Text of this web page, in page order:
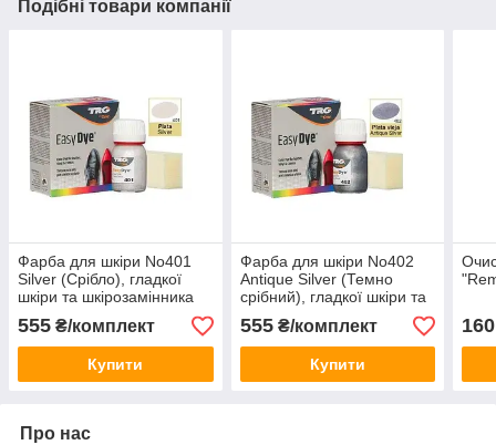
Подібні товари компанії
Фарба для шкіри No401
Silver (Срібло), гладкої
шкіри та шкірозамінника
555 ₴/комплект
Купити
Фарба для шкіри No402
Antique Silver (Темно
срібний), гладкої шкіри та
аплікатор
555₴/комплект
Купити
Про нас